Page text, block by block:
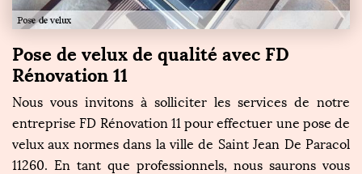
Pose de velux de qualité avec FD
Rénovation 11
Nous vous invitons à solliciter les services de notre
entreprise FD Rénovation 11 pour effectuer une pose de
velux aux normes dans la ville de Saint Jean De Paracol
11260. En tant que professionnels, nous saurons vous